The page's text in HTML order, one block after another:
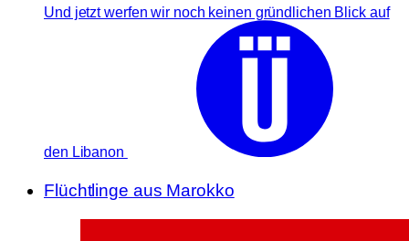
Und jetzt werfen wir noch keinen gründlichen Blick auf
den Libanon
Flüchtlinge aus Marokko